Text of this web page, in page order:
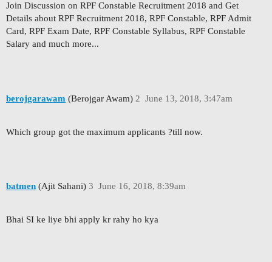
Join Discussion on RPF Constable Recruitment 2018 and Get
Details about RPF Recruitment 2018, RPF Constable, RPF Admit
Card, RPF Exam Date, RPF Constable Syllabus, RPF Constable
Salary and much more...
berojgarawam (Berojgar Awam) June 13, 2018, 3:47am
2
Which group got the maximum applicants ?till now.
batmen (Ajit Sahani) June 16, 2018, 8:39am
3
Bhai SI ke liye bhi apply kr rahy ho kya